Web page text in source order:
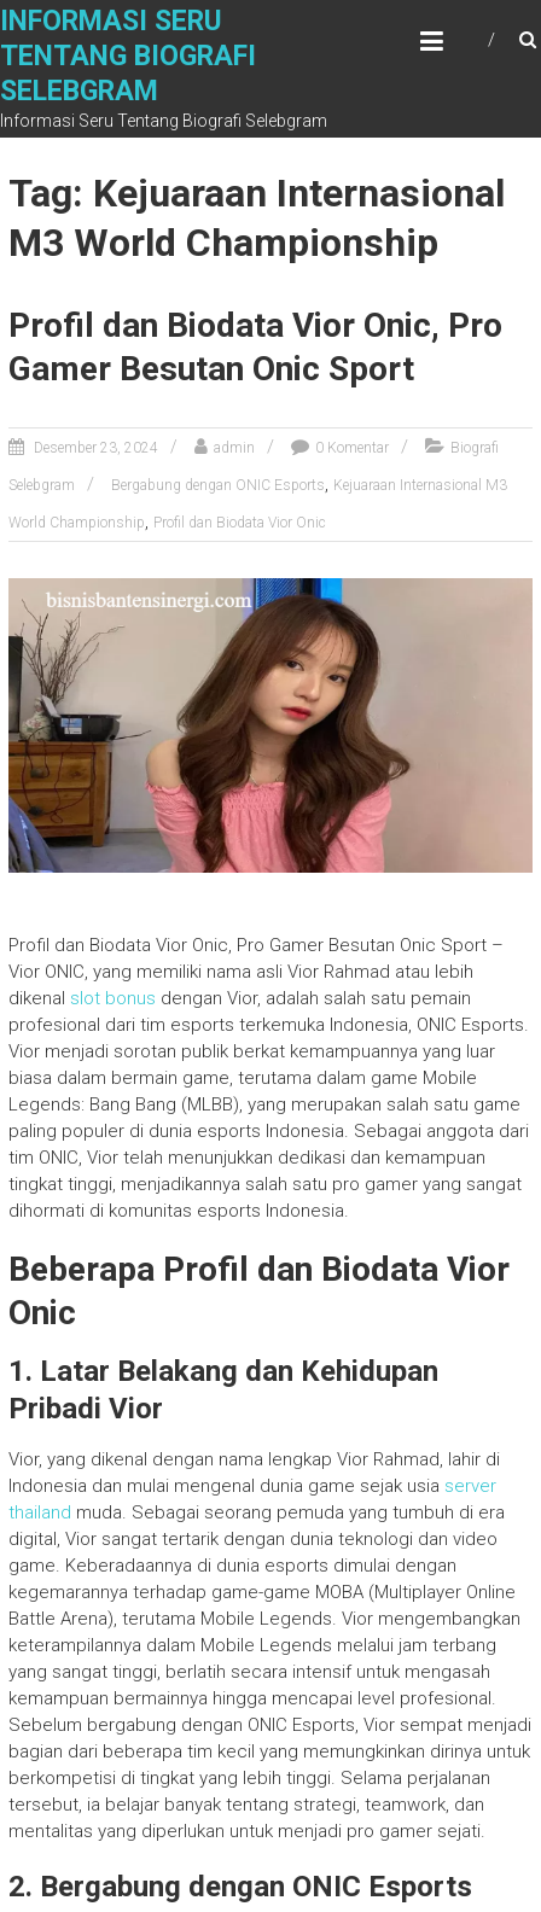
S
p
t
o
INFORMASI SERU
TENTANG BIOGRAFI
SELEBGRAM
Informasi Seru Tentang Biografi Selebgram
Tag: Kejuaraan Internasional
M3 World Championship
Profil dan Biodata Vior Onic, Pro
Gamer Besutan Onic Sport
Desember 23, 2024 admin 0 Komentar Biografi
Selebgram Bergabung dengan ONIC Esports, Kejuaraan Internasional M3
World Championship, Profil dan Biodata Vior Onic
Profil dan Biodata Vior Onic, Pro Gamer Besutan Onic Sport –
Vior ONIC, yang memiliki nama asli Vior Rahmad atau lebih
dikenal slot bonus dengan Vior, adalah salah satu pemain
profesional dari tim esports terkemuka Indonesia, ONIC Esports.
Vior menjadi sorotan publik berkat kemampuannya yang luar
biasa dalam bermain game, terutama dalam game Mobile
Legends: Bang Bang (MLBB), yang merupakan salah satu game
paling populer di dunia esports Indonesia. Sebagai anggota dari
tim ONIC, Vior telah menunjukkan dedikasi dan kemampuan
tingkat tinggi, menjadikannya salah satu pro gamer yang sangat
dihormati di komunitas esports Indonesia.
Beberapa Profil dan Biodata Vior
Onic
1. Latar Belakang dan Kehidupan
Pribadi Vior
Vior, yang dikenal dengan nama lengkap Vior Rahmad, lahir di
Indonesia dan mulai mengenal dunia game sejak usia server
thailand muda. Sebagai seorang pemuda yang tumbuh di era
digital, Vior sangat tertarik dengan dunia teknologi dan video
game. Keberadaannya di dunia esports dimulai dengan
kegemarannya terhadap game-game MOBA (Multiplayer Online
Battle Arena), terutama Mobile Legends. Vior mengembangkan
keterampilannya dalam Mobile Legends melalui jam terbang
yang sangat tinggi, berlatih secara intensif untuk mengasah
kemampuan bermainnya hingga mencapai level profesional.
Sebelum bergabung dengan ONIC Esports, Vior sempat menjadi
bagian dari beberapa tim kecil yang memungkinkan dirinya untuk
berkompetisi di tingkat yang lebih tinggi. Selama perjalanan
tersebut, ia belajar banyak tentang strategi, teamwork, dan
mentalitas yang diperlukan untuk menjadi pro gamer sejati.
2. Bergabung dengan ONIC Esports